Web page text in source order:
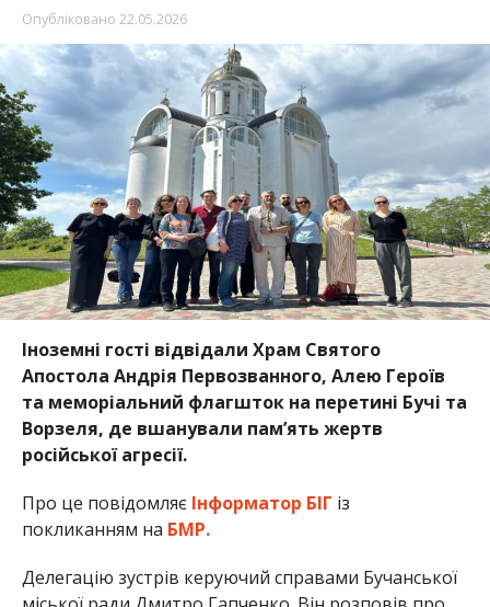
Опубліковано 22.05.2026
Іноземні гості відвідали Храм Святого
Апостола Андрія Первозванного, Алею Героїв
та меморіальний флагшток на перетині Бучі та
Ворзеля, де вшанували пам’ять жертв
російської агресії.
Про це повідомляє Інформатор БІГ із
покликанням на БМР.
Делегацію зустрів керуючий справами Бучанської